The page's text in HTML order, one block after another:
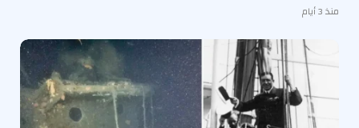
منذ 3 أيام